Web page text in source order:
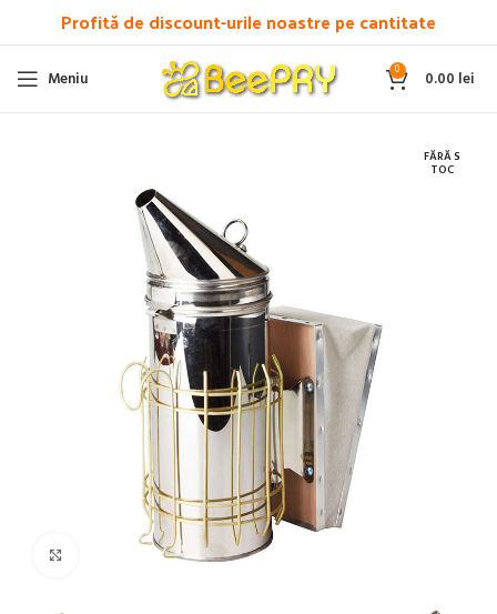
Profită de discount-urile noastre pe cantitate
Meniu 0 0.00 lei
FĂRĂ S
TOC
Click pentru a mări